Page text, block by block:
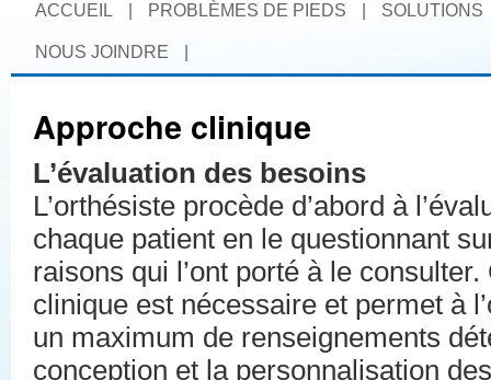
ACCUEIL PROBLÈMES DE PIEDS SOLUTIONS
NOUS JOINDRE
Approche clinique
L’évaluation des besoins
L’orthésiste procède d’abord à
chaque patient en le questionnant
raisons qui l’ont porté à le
clinique est nécessaire et permet à
un maximum de renseignements
conception et la personnalisation